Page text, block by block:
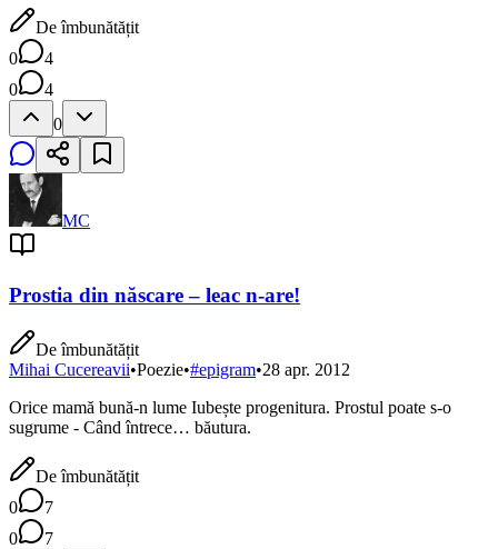
De îmbunătățit
0
4
0
4
0
MC
Prostia din născare – leac n-are!
De îmbunătățit
Mihai Cucereavii•Poezie•#epigram•28 apr. 2012
Orice mamă bună-n lume Iubește progenitura. Prostul poate s-o
sugrume - Când întrece… băutura.
De îmbunătățit
0
7
0
7